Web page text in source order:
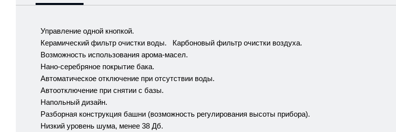
Управление одной кнопкой.
Керамический фильтр очистки воды. Карбоновый фильтр очистки воздуха.
Возможность использования арома-масел.
Нано-серебряное покрытие бака.
Автоматическое отключение при отсутствии воды.
Автоотключение при снятии с базы.
Напольный дизайн.
Разборная конструкция башни (возможность регулирования высоты прибора).
Низкий уровень шума, менее 38 Дб.